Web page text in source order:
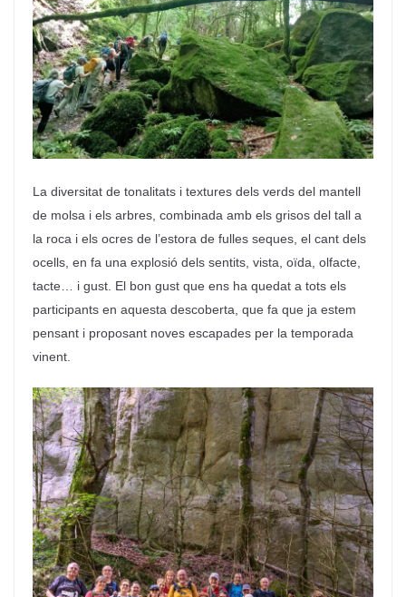
La diversitat de tonalitats i textures dels verds del mantell
de molsa i els arbres, combinada amb els grisos del tall a
la roca i els ocres de l’estora de fulles seques, el cant dels
ocells, en fa una explosió dels sentits, vista, oïda, olfacte,
tacte… i gust. El bon gust que ens ha quedat a tots els
participants en aquesta descoberta, que fa que ja estem
pensant i proposant noves escapades per la temporada
vinent.